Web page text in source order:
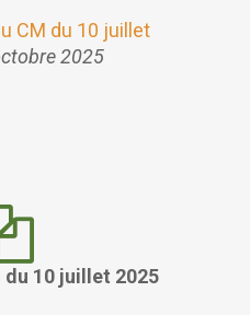
CM du 10 juillet
2025
10 juillet 2025